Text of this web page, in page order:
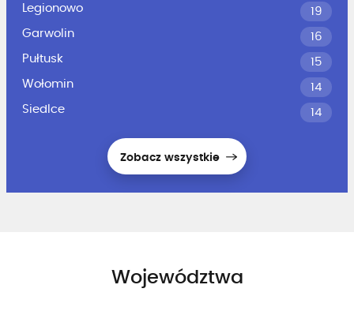
Legionowo
19
Garwolin
16
Pułtusk
15
Wołomin
14
Siedlce
14
Zobacz wszystkie
Województwa